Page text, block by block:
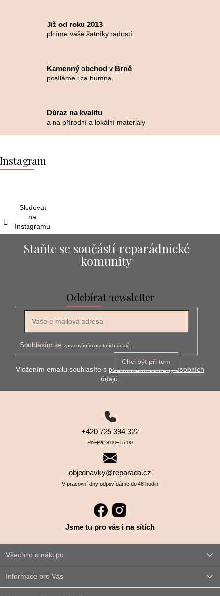
Již od roku 2013
plníme vaše šatníky radostí
Kamenný obchod v Brně
posíláme i za humna
Důraz na kvalitu
a na přírodní a lokální materiály
á
p
Instagram
Sledovat
na
Instagramu
Staňte se součástí reparádnické
komunity
Odebírat newsletter
Souhlasím se zpracováním osobních údajů.
Chci být při tom
Vložením emailu souhlasíte s podmínkami ochrany osobních
údajů.
+420 725 394 322
Po–⁠⁠⁠⁠⁠⁠Pá: 9:00–⁠⁠⁠⁠⁠⁠15:00
objednavky@reparada.cz
V pracovní dny odpovídáme do 48 hodin
Jsme tu pro vás i na sítích
Všechno o nákupu
Informace pro Vás